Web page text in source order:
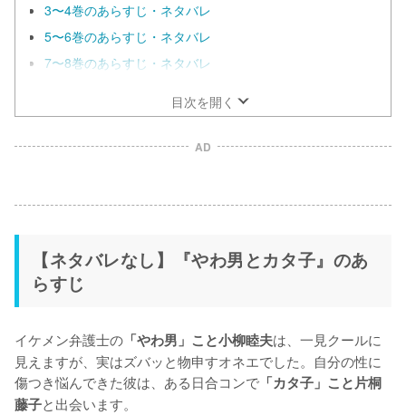
3〜4巻のあらすじ・ネタバレ
5〜6巻のあらすじ・ネタバレ
7〜8巻のあらすじ・ネタバレ
目次を開く
AD
【ネタバレなし】『やわ男とカタ子』のあ
らすじ
イケメン弁護士の 「やわ男」こと小柳睦夫は、一見クールに
見えますが、実はズバッと物申すオネエでした。自分の性に
傷つき悩んできた彼は、ある日合コンで 「カタ子」こと片桐
藤子と出会います。